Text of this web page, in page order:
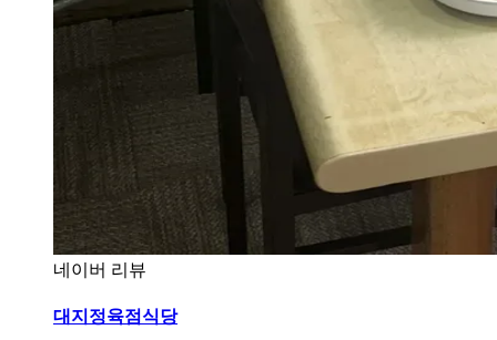
네이버 리뷰
대지정육점식당